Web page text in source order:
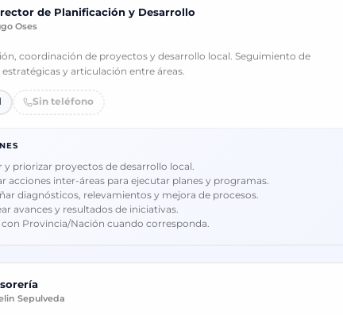
de Planificación y Desarrollo
Oses
coordinación de proyectos y desarrollo local. Seguimiento de
y articulación entre áreas.
Sin teléfono
y priorizar proyectos de desarrollo local.
acciones inter-áreas para ejecutar planes y programas.
diagnósticos, relevamientos y mejora de procesos.
avances y resultados de iniciativas.
Provincia/Nación cuando corresponda.
Sepulveda